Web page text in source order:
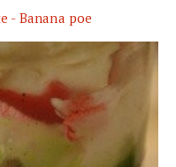
- Banana poe